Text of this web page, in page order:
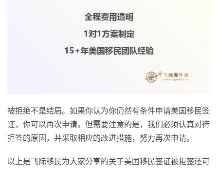
被拒绝不是结局。如果你认为你仍然有条件申请美国移民签
证，你可以再次申请。但需要注意的是，我们必须认真对待
拒签的原因，并采取相应的改进措施，努力再次申请。
以上是飞际移民为大家分享的关于美国移民签证被拒签还可